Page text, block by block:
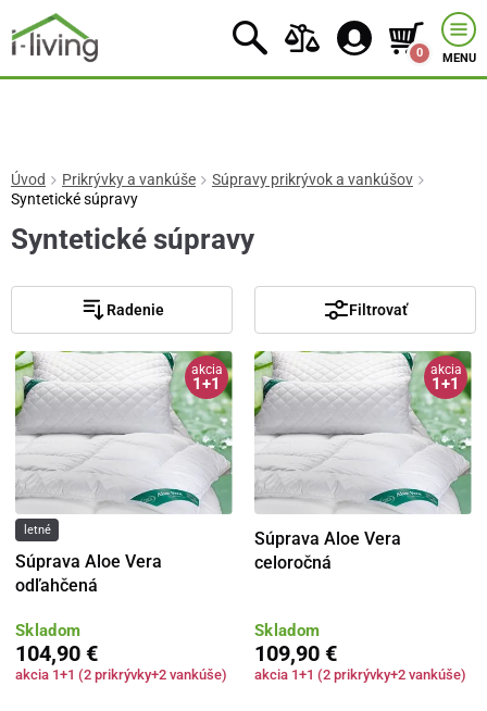
0 MENU
Úvod Prikrývky a vankúše
Súpravy prikrývok a vankúšov
Syntetické súpravy
Syntetické súpravy
Radenie Filtrovať
akcia
1+1
letné
Súprava Aloe Vera
odľahčená
Skladom
104,90 €
akcia 1+1 (2 prikrývky+2 vankúše)
akcia
1+1
Súprava Aloe Vera
celoročná
Skladom
109,90 €
akcia 1+1 (2 prikrývky+2 vankúše)